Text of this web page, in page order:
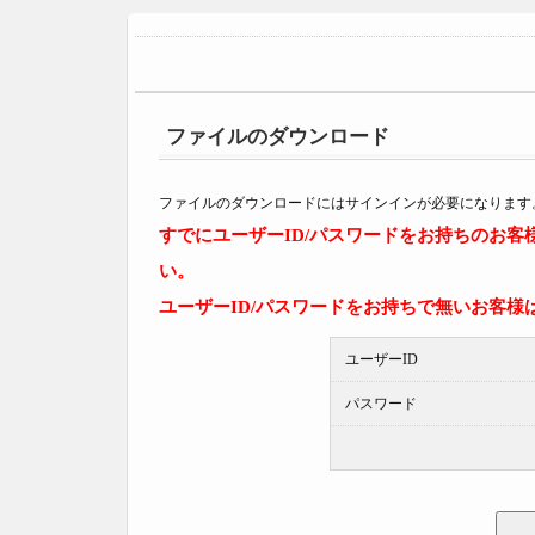
ファイルのダウンロード
ファイルのダウンロードにはサインインが必要になります
すでにユーザーID/パスワードをお持ちのお客
い。
ユーザーID/パスワードをお持ちで無いお客様
ユーザーID
パスワード